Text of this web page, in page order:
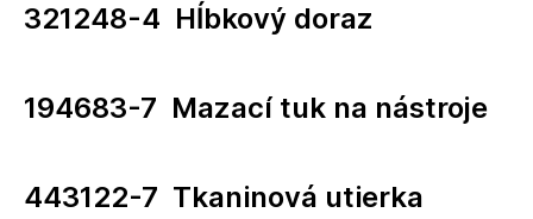
321248-4 Hĺbkový doraz
194683-7 Mazací tuk na nástroje
443122-7 Tkaninová utierka